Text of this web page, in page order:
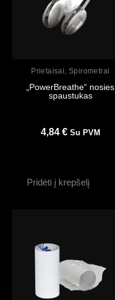
Prietaisai, Spirometrai
„PowerBreathe“ nosies
spaustukas
4,84 € Su PVM
Pridėti į krepšelį